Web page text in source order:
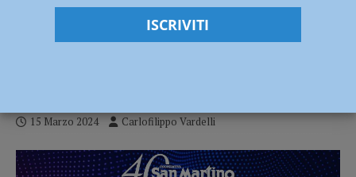
Volley, Serie B – La Canottieri Ongina
15 Marzo 2024 Carlofilippo Vardelli